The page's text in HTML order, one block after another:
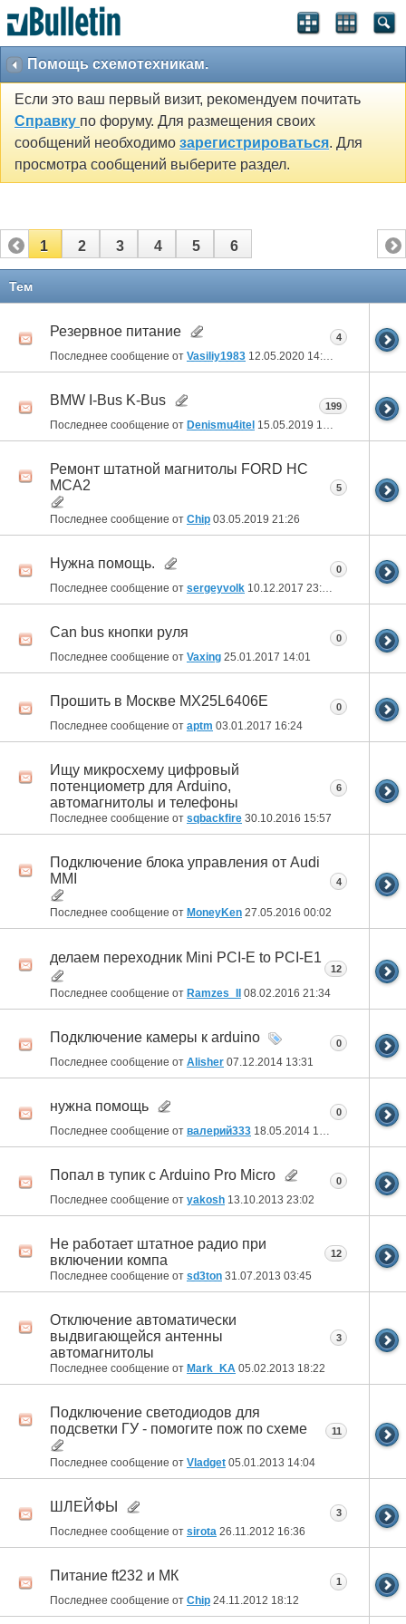
Помощь схемотехникам.
Если это ваш первый визит, рекомендуем почитать
Справку по форуму. Для размещения своих
сообщений необходимо зарегистрироваться. Для
просмотра сообщений выберите раздел.
1 2 3 4 5 6
Тем
Резервное питание
Последнее сообщение от Vasiliy1983 12.05.2020 14:01
4
BMW I-Bus K-Bus
Последнее сообщение от Denismu4itel 15.05.2019 16:59
199
Ремонт штатной магнитолы FORD HC
MCA2
Последнее сообщение от Chip 03.05.2019 21:26
5
Нужна помощь.
Последнее сообщение от sergeyvolk 10.12.2017 23:35
0
Can bus кнопки руля
Последнее сообщение от Vaxing 25.01.2017 14:01
0
Прошить в Москве MX25L6406E
Последнее сообщение от aptm 03.01.2017 16:24
0
Ищу микросхему цифровый
потенциометр для Arduino,
автомагнитолы и телефоны
Последнее сообщение от sqbackfire 30.10.2016 15:57
6
Подключение блока управления от Audi
MMI
Последнее сообщение от MoneyKen 27.05.2016 00:02
4
делаем переходник Mini PCI-E to PCI-E1
Последнее сообщение от Ramzes_II 08.02.2016 21:34
12
Подключение камеры к arduino
Последнее сообщение от Alisher 07.12.2014 13:31
0
нужна помощь
Последнее сообщение от валерий333 18.05.2014 12:16
0
Попал в тупик с Arduino Pro Micro
Последнее сообщение от yakosh 13.10.2013 23:02
0
Не работает штатное радио при
включении компа
Последнее сообщение от sd3ton 31.07.2013 03:45
12
Отключение автоматически
выдвигающейся антенны
автомагнитолы
Последнее сообщение от Mark_KA 05.02.2013 18:22
3
Подключение светодиодов для
подсветки ГУ - помогите пож по схеме
Последнее сообщение от Vladget 05.01.2013 14:04
11
ШЛЕЙФЫ
Последнее сообщение от sirota 26.11.2012 16:36
3
Питание ft232 и МК
Последнее сообщение от Chip 24.11.2012 18:12
1